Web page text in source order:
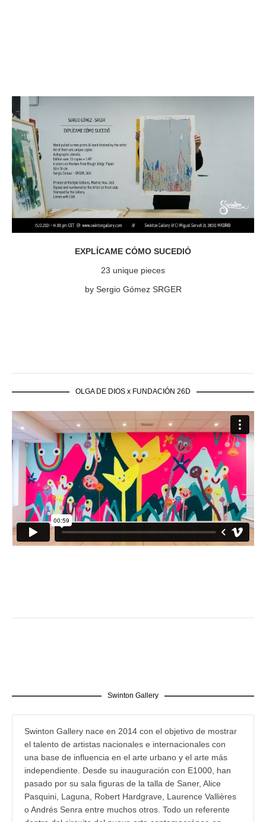
EXPLÍCAME CÓMO SUCEDIÓ
23 unique pieces
by Sergio Gómez SRGER
OLGA DE DIOS x FUNDACIÓN 26D
Swinton Gallery
Swinton Gallery nace en 2014 con el objetivo de mostrar
el talento de artistas nacionales e internacionales con
una base de influencia en el arte urbano y el arte más
independiente. Desde su inauguración con E1000, han
pasado por su sala figuras de la talla de Saner, Alice
Pasquini, Laguna, Robert Hardgrave, Laurence Vallières
o Andrés Senra entre muchos otros. Todo un referente